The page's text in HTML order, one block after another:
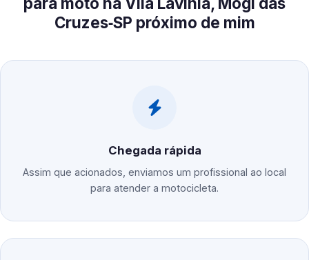
Cruzes‑SP próximo de mim
Chegada rápida
Assim que acionados, enviamos um profissional ao local
para atender a motocicleta.